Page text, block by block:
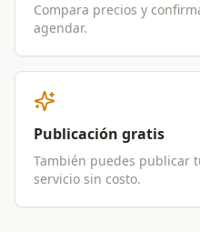
Compara precios y
agendar.
Publicación gratis
También puedes publicar
servicio sin costo.